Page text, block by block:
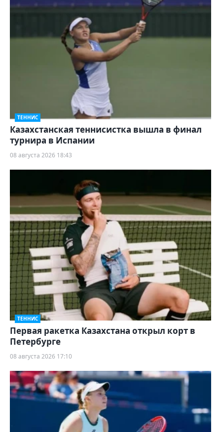
ТЕННИС
Казахстанская теннисистка вышла в финал
турнира в Испании
08 августа 2026 18:43
ТЕННИС
Первая ракетка Казахстана открыл корт в
Петербурге
08 августа 2026 17:10